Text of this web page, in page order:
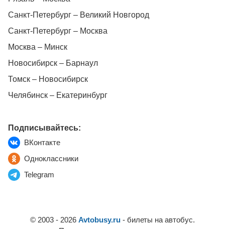
Санкт-Петербург – Великий Новгород
Санкт-Петербург – Москва
Москва – Минск
Новосибирск – Барнаул
Томск – Новосибирск
Челябинск – Екатеринбург
Подписывайтесь:
ВКонтакте
Одноклассники
Telegram
© 2003 - 2026 Avtobusy.ru - билеты на автобус.